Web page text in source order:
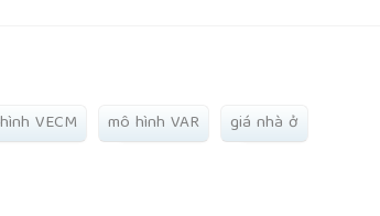
VECM mô hình VAR giá nhà ở